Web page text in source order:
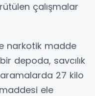
çalışmalar
narkotik madde
depoda, savcılık
27 kilo
ele